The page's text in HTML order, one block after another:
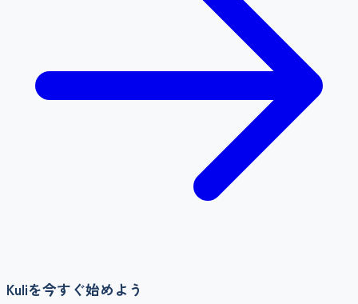
Kuliを今すぐ始めよう